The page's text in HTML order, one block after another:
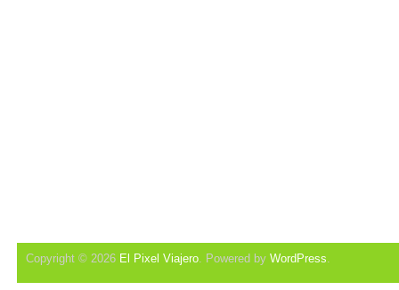
Copyright © 2026 El Pixel Viajero. Powered by WordPress.